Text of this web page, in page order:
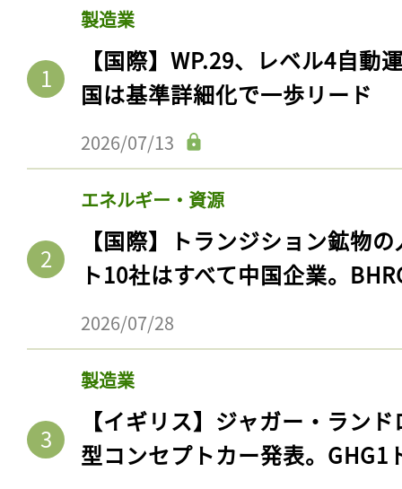
製造業
【国際】WP.29、レベル4自動
国は基準詳細化で一歩リード
2026/07/13
エネルギー・資源
【国際】トランジション鉱物
ト10社はすべて中国企業。
2026/07/28
製造業
【イギリス】ジャガー・ラン
型コンセプトカー発表。GHG1